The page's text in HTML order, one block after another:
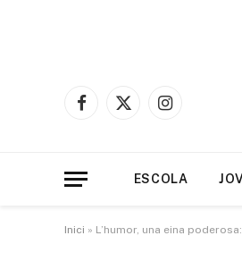
Facebook
X
Instagram
ESCOLA
Inici » L’humor, una eina